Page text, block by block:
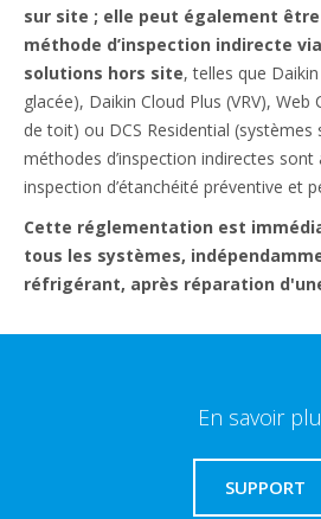
sur site ; elle peut également
méthode d’inspection indirecte
solutions hors site, telles que
glacée), Daikin Cloud Plus (VRV), Web
de toit) ou DCS Residential (systèmes
méthodes d’inspection indirectes
inspection d’étanchéité préventive et
Cette réglementation est
tous les systèmes,
réfrigérant, après réparation
En savoir
SUPPORT